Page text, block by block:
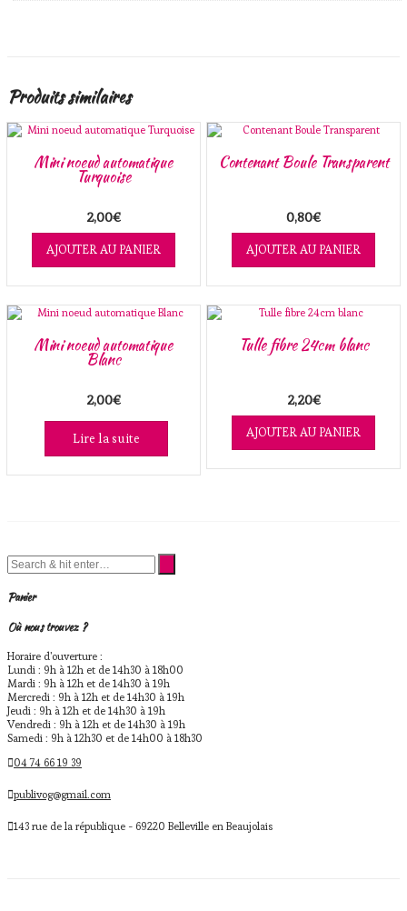
Produits similaires
Mini noeud automatique
Turquoise
2,00€
AJOUTER AU PANIER
Contenant Boule Transparent
0,80€
AJOUTER AU PANIER
Mini noeud automatique
Blanc
2,00€
Lire la suite
Tulle fibre 24cm blanc
2,20€
AJOUTER AU PANIER
Panier
Où nous trouvez ?
Horaire d'ouverture :
Lundi : 9h à 12h et de 14h30 à 18h00
Mardi : 9h à 12h et de 14h30 à 19h
Mercredi : 9h à 12h et de 14h30 à 19h
Jeudi : 9h à 12h et de 14h30 à 19h
Vendredi : 9h à 12h et de 14h30 à 19h
Samedi : 9h à 12h30 et de 14h00 à 18h30
04 74 66 19 39
publivog@gmail.com
143 rue de la république - 69220 Belleville en Beaujolais